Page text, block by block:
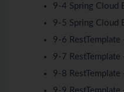
9-4 Spring Cloud
9-5 Spring Cloud
9-6
9-7
9-8